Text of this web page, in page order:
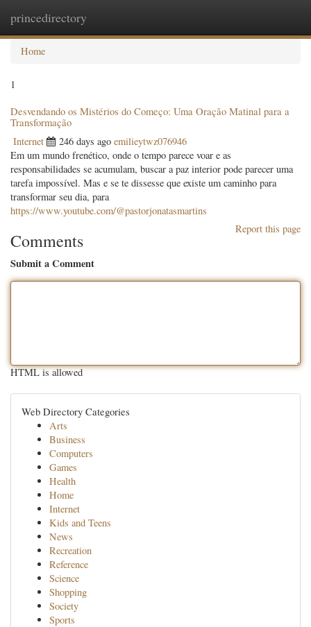
princedirectory
Home
1
Desvendando os Mistérios do Começo: Uma Oração Matinal para a
Transformação
Internet 246 days ago emilieytwz076946
Em um mundo frenético, onde o tempo parece voar e as
responsabilidades se acumulam, buscar a paz interior pode parecer uma
tarefa impossível. Mas e se te dissesse que existe um caminho para
transformar seu dia, para
https://www.youtube.com/@pastorjonatasmartins
Report this page
Comments
Submit a Comment
HTML is allowed
Web Directory Categories
Arts
Business
Computers
Games
Health
Home
Internet
Kids and Teens
News
Recreation
Reference
Science
Shopping
Society
Sports